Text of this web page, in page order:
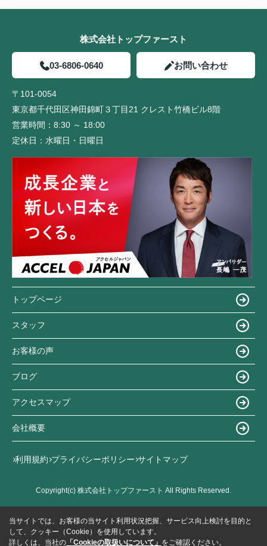
株式会社トップファースト
03-6806-0640 お問い合わせ
〒101-0054
東京都千代田区神田錦町３丁目21 クレスト竹橋ビル8階
営業時間： 8:30 ～ 18:00
定休日： 水曜日・日曜日
トップページ
スタッフ
お客様の声
ブログ
アクセスマップ
会社概要
利用規約 プライバシーポリシー サイトマップ
Copyright(c) 株式会社トップファースト All Rights Reserved.
当サイトでは、お客様の当サイト利用状況把握、サービス向上検討を目的と
して、クッキー（Cookie）を使用しています。
詳しくは、当社の 「Cookieの取扱いについて」 をご確認ください。